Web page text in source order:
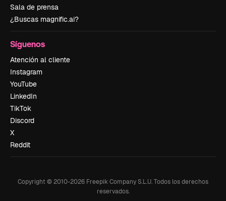
Sala de prensa
¿Buscas magnific.ai?
Síguenos
Atención al cliente
Instagram
YouTube
LinkedIn
TikTok
Discord
X
Reddit
Copyright © 2010-2026 Freepik Company S.L.U.Todos los derechos
reservados.